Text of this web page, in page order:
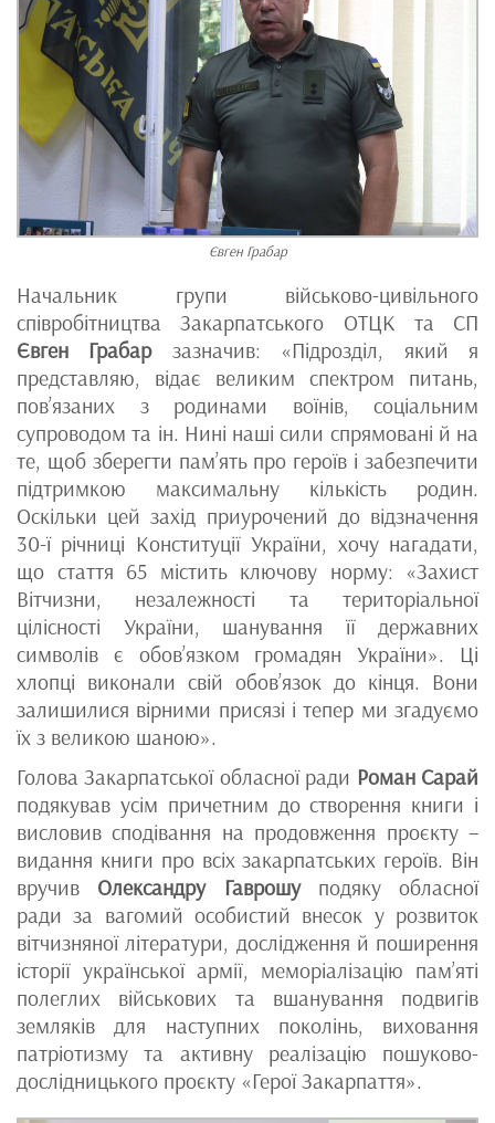
Євген Грабар
Начальник групи військово-цивільного
співробітництва Закарпатського ОТЦК та СП
Євген Грабарзазначив: «Підрозділ, який я
представляю, відає великим спектром питань,
пов’язаних з родинами воїнів, соціальним
супроводом та ін. Нині наші сили спрямовані й на
те, щоб зберегти пам’ять про героїв і забезпечити
підтримкою максимальну кількість родин.
Оскільки цей захід приурочений до відзначення
30-ї річниці Конституції України, хочу нагадати,
що стаття 65 містить ключову норму: «Захист
Вітчизни, незалежності та територіальної
цілісності України, шанування її державних
символів є обов’язком громадян України». Ці
хлопці виконали свій обов’язок до кінця. Вони
залишилися вірними присязі і тепер ми згадуємо
їх з великою шаною».
Голова Закарпатської обласної ради Роман Сарай
подякував усім причетним до створення книги і
висловив сподівання на продовження проєкту –
видання книги про всіх закарпатських героїв. Він
вручив Олександру Гаврошуподяку обласної
ради за вагомий особистий внесок у розвиток
вітчизняної літератури, дослідження й поширення
історії української армії, меморіалізацію пам’яті
полеглих військових та вшанування подвигів
земляків для наступних поколінь, виховання
патріотизму та активну реалізацію пошуково-
дослідницького проєкту «Герої Закарпаття».